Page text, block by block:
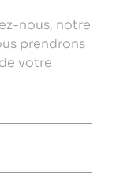
nous, notre
prendrons
votre